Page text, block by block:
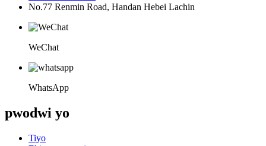
No.77 Renmin Road, Handan Hebei Lachin
WeChat
WhatsApp
pwodwi yo
Tiyo